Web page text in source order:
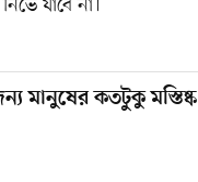
যাবে না।
মানুষের কতটুকু মস্তিষ্ক